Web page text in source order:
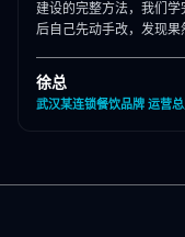
建设的完整方法，我们学
后自己先动手改，发现果
营，效果更好！"
徐总
武汉某连锁餐饮品牌 运营